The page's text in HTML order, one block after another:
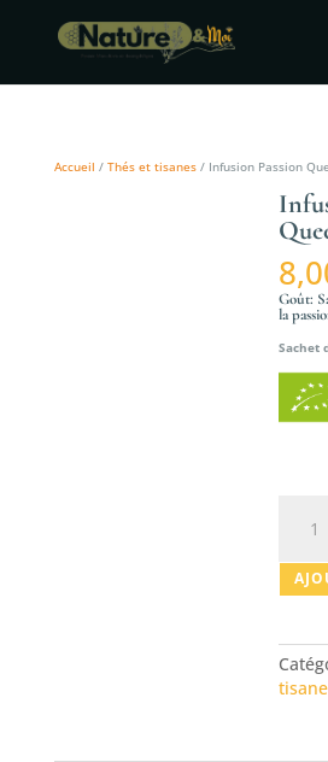
Accueil / Thés et tisanes/ Infusion Passion
Goût:
la
Sachet
Passion